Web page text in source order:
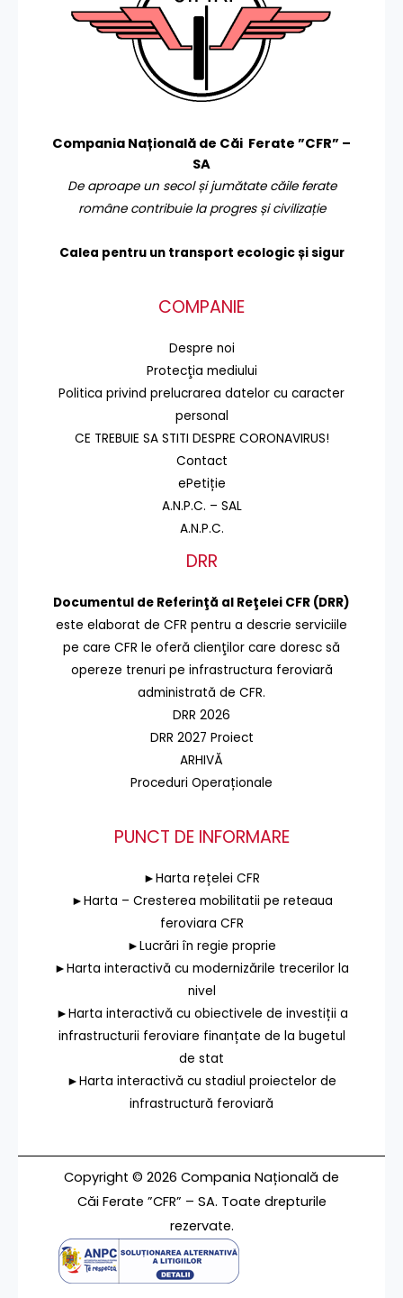
Compania Națională de Căi Ferate ”CFR” –
SA
De aproape un secol și jumătate căile ferate
române contribuie la progres și civilizație
Calea pentru un transport ecologic și sigur
COMPANIE
Despre noi
Protecţia mediului
Politica privind prelucrarea datelor cu caracter
personal
CE TREBUIE SA STITI DESPRE CORONAVIRUS!
Contact
ePetiție
A.N.P.C. – SAL
A.N.P.C.
DRR
Documentul de Referinţă al Reţelei CFR (DRR)
este elaborat de CFR pentru a descrie serviciile
pe care CFR le oferă clienţilor care doresc să
opereze trenuri pe infrastructura feroviară
administrată de CFR.
DRR 2026
DRR 2027 Proiect
ARHIVĂ
Proceduri Operaționale
PUNCT DE INFORMARE
►Harta rețelei CFR
►Harta – Cresterea mobilitatii pe reteaua
feroviara CFR
►Lucrări în regie proprie
►Harta interactivă cu modernizările trecerilor la
nivel
►Harta interactivă cu obiectivele de investiții a
infrastructurii feroviare finanțate de la bugetul
de stat
►Harta interactivă cu stadiul proiectelor de
infrastructură feroviară
Copyright © 2026 Compania Națională de
Căi Ferate ”CFR” – SA. Toate drepturile
rezervate.